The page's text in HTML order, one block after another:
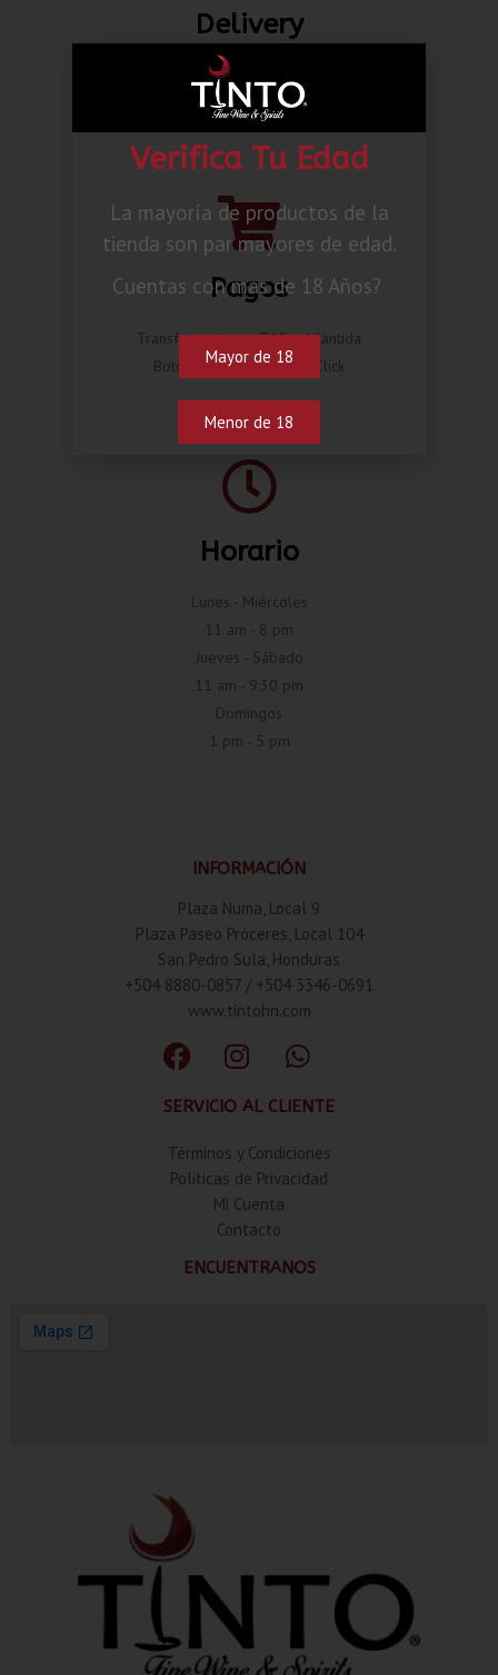
Delivery
Envíos nacionales hasta la puerta de tu casa desde L.
80.00*
Pagos
Transferencia por BAC o Atlántida
Botón de pago Compra Click
Horario
Lunes - Miércoles
11 am - 8 pm
Jueves - Sábado
11 am - 9:30 pm
Domingos
1 pm - 5 pm
INFORMACIÓN
Plaza Numa, Local 9
Plaza Paseo Próceres, Local 104
San Pedro Sula, Honduras
+504 8880-0857 / +504 3346-0691
www.tintohn.com
SERVICIO AL CLIENTE
Términos y Condiciones
Politicas de Privacidad
Mi Cuenta
Contacto
ENCUENTRANOS
Verifica Tu Edad
La mayoría de productos de la
tienda son par mayores de edad.
Cuentas con mas de 18 Años?
Mayor de 18
Menor de 18